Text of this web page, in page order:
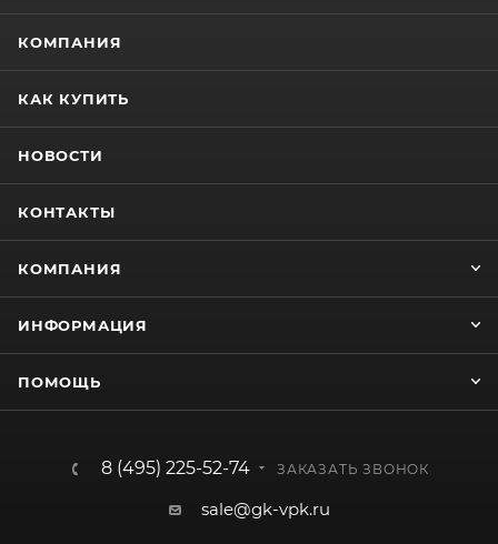
КОМПАНИЯ
КАК КУПИТЬ
НОВОСТИ
КОНТАКТЫ
КОМПАНИЯ
ИНФОРМАЦИЯ
ПОМОЩЬ
8 (495) 225-52-74 ЗАКАЗАТЬ ЗВОНОК
sale@gk-vpk.ru